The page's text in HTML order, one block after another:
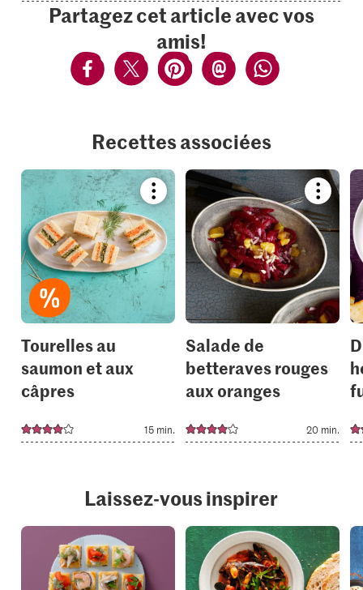
Partagez cet article avec vos
amis!
Recettes associées
Bookmark
recipe
or
add
it
to
your
collections.
Tourelles au
saumon et aux
câpres
15 min.
recipe
or
add
it
to
your
Salade de
betteraves rouges
aux oranges
20 min.
Laissez-vous inspirer